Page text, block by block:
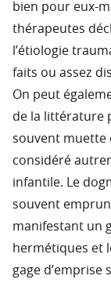
bien pour eux-
thérapeutes
l’étiologie
faits ou assez
On peut
de la littérature
souvent muette
considéré
infantile. Le
souvent
manifestant un
hermétiques et
gage d’emprise